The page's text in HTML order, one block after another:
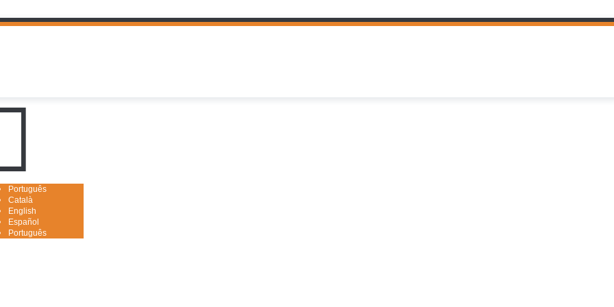
Português
Català
English
Español
Português